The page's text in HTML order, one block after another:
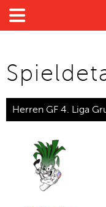

Herren GF 4. Liga